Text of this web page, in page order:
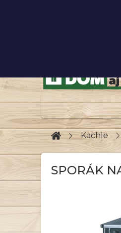
DomovKachle
SPORÁK